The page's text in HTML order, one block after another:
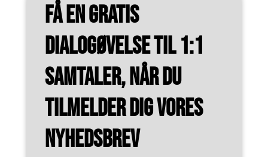
Få en gratis
dialogøvelse til 1:1
samtaler, når du
tilmelder dig vores
nyhedsbrev